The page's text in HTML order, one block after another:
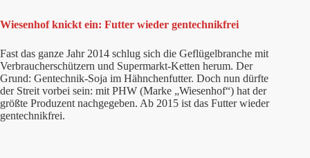
Wiesenhof knickt ein: Futter wieder gentechnikfrei
Fast das ganze Jahr 2014 schlug sich die Geflügelbranche mit
Verbraucherschützern und Supermarkt-Ketten herum. Der
Grund: Gentechnik-Soja im Hähnchenfutter. Doch nun dürfte
der Streit vorbei sein: mit PHW (Marke „Wiesenhof“) hat der
größte Produzent nachgegeben. Ab 2015 ist das Futter wieder
gentechnikfrei.